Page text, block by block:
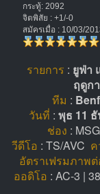
กระทู้: 2092
จิตพิสัย : +1/-0
สมัครเมื่อ : 10/03/
รายการ : ยูฟ่า
ฤดูก
ทีม :
วันที่ : พุธ 11
ช่อง :
วีดีโอ : TS/AVC ค
อัตราเฟรมภาพ
ออดิโอ : AC-3 |